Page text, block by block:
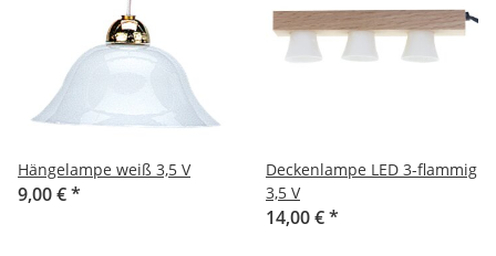
Hängelampe weiß 3,5 V
9,00 €*
Deckenlampe LED 3-flammig
3,5 V
14,00 €*